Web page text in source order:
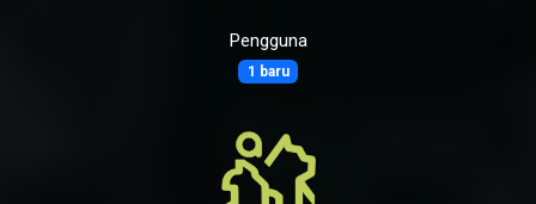
Pengguna
1 baru